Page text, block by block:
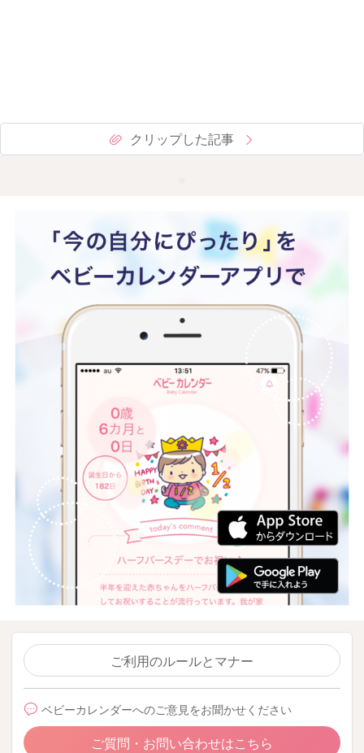
クリップした記事
ご利用のルールとマナー
ベビーカレンダーへのご意見をお聞かせください
ご質問・お問い合わせはこちら